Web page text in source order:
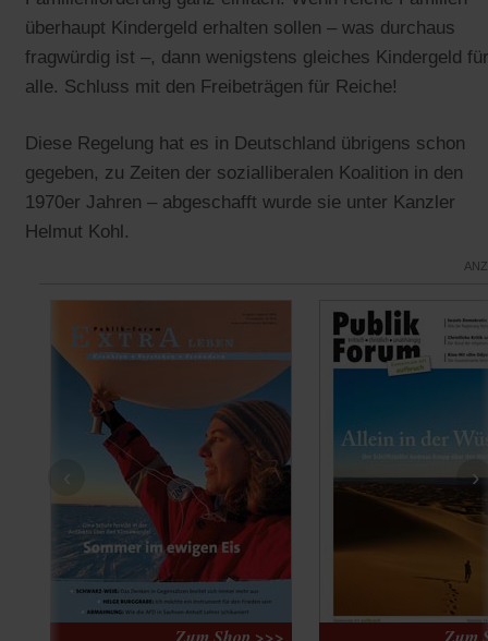
überhaupt Kindergeld erhalten sollen – was durchaus
fragwürdig ist –, dann wenigstens gleiches Kindergeld für
alle. Schluss mit den Freibeträgen für Reiche!
Diese Regelung hat es in Deutschland übrigens schon
gegeben, zu Zeiten der sozialliberalen Koalition in den
1970er Jahren – abgeschafft wurde sie unter Kanzler
Helmut Kohl.
‹ ›